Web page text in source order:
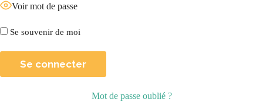
Voir mot de passe
Se souvenir de moi
Mot de passe oublié ?